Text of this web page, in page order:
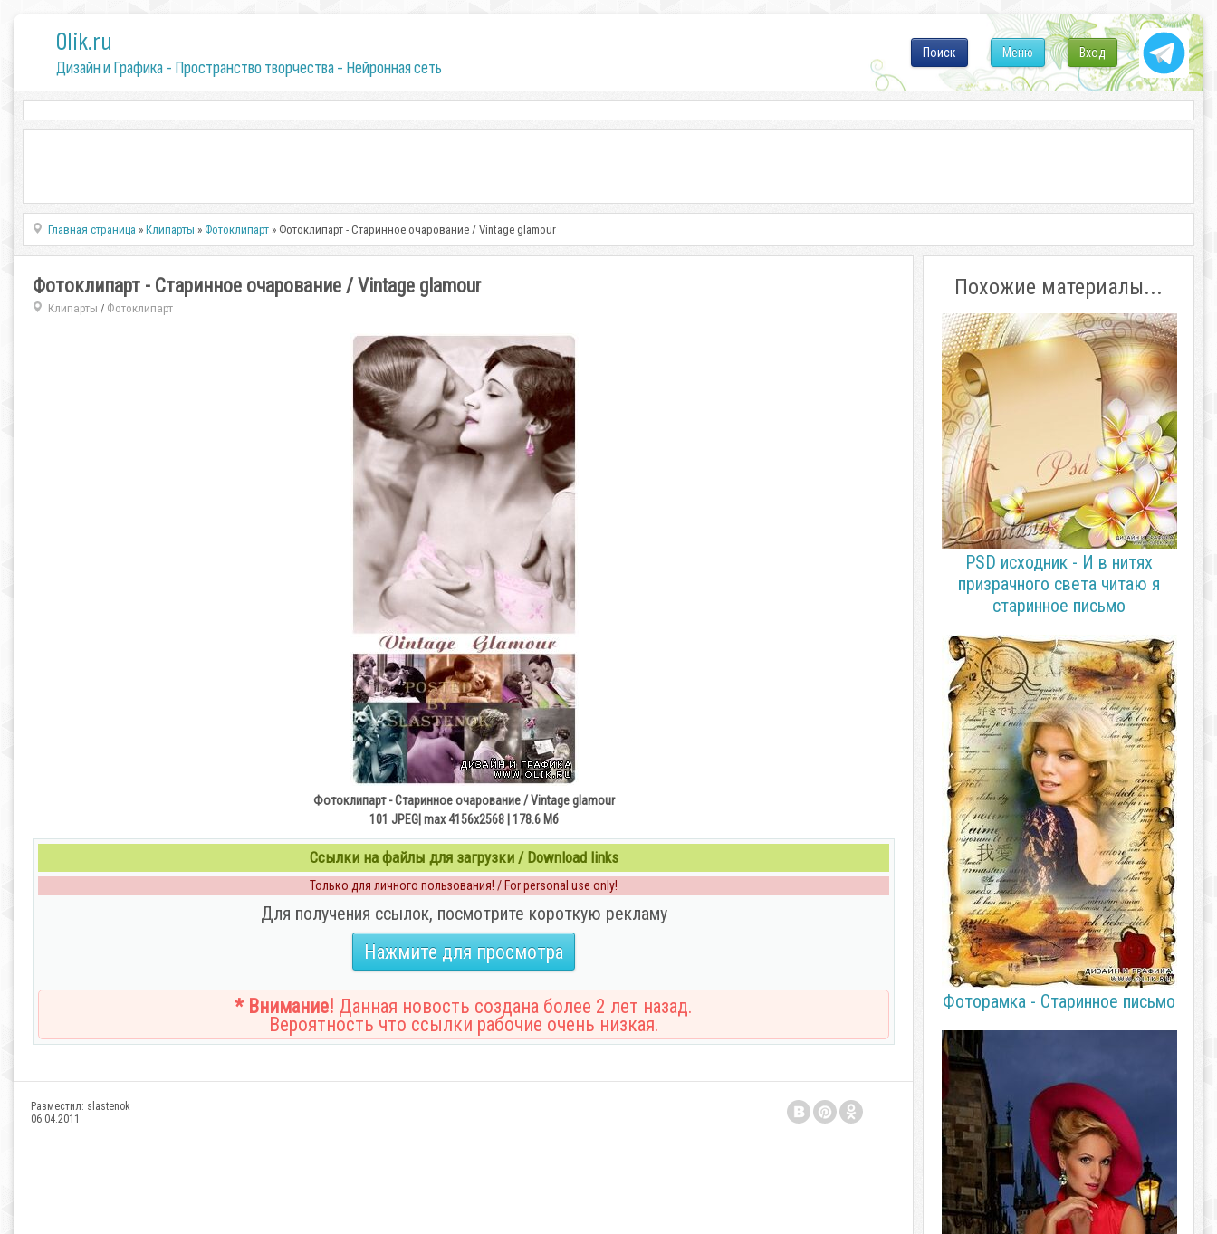
0lik.ru
Дизайн и Графика - Пространство творчества - Нейронная сеть
Вход
Меню
Поиск
Главная страница »Клипарты » Фотоклипарт » Фотоклипарт - Старинное очарование / Vintage glamour
Фотоклипарт - Старинное очарование / Vintage glamour
Клипарты / Фотоклипарт
Фотоклипарт - Старинное очарование / Vintage glamour
101 JPEG| max 4156x2568 | 178.6 Mб
Ссылки на файлы для загрузки / Download links
Только для личного пользования! / For personal use only!
Для получения ссылок, посмотрите короткую рекламу
Нажмите для просмотра
* Внимание! Данная новость создана более 2 лет назад.
Вероятность что ссылки рабочие очень низкая.
Разместил: slastenok
06.04.2011
Похожие материалы...
PSD исходник - И в нитях
призрачного света читаю я
старинное письмо
Фоторамка - Старинное письмо